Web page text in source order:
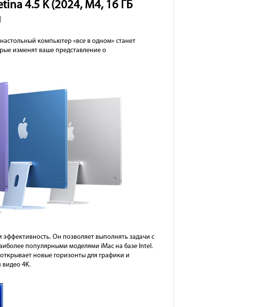
4.5 K (2024, M4, 16 ГБ
компьютер «все в одном» станет
изменят ваше представление о
Он позволяет выполнять задачи с
популярными моделями iMac на базе Intel.
новые горизонты для графики и
видео 4K.